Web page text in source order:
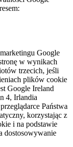
Google
w wynikach
trzecich, jeśli
plików cookie
Google Ireland
4, Irlandia
Państwa
korzystając z
i na podstawie
dostosowywanie